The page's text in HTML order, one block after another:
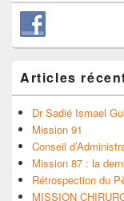
Articles
Dr Sadié Ismael
Mission 91
Conseil
Mission 87 : la
Rétrospection du
MISSION